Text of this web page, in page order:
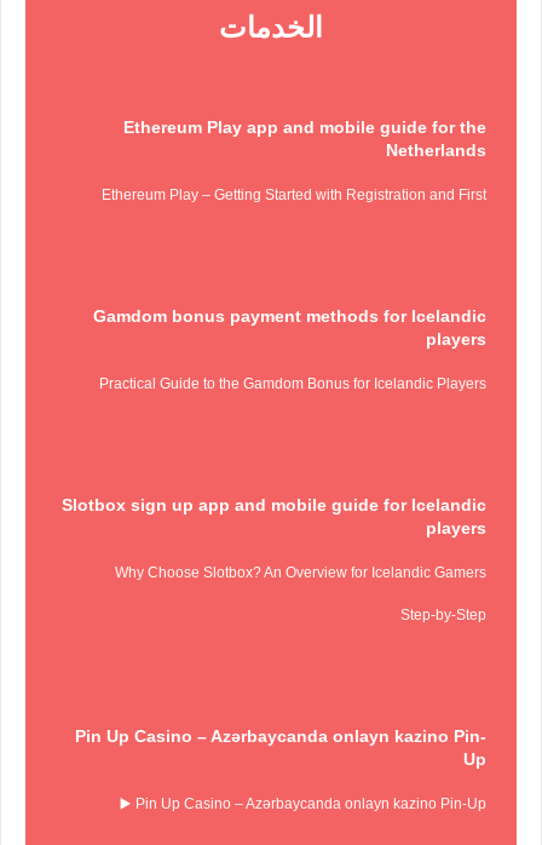
الخدمات
Ethereum Play app and mobile guide for the
Netherlands
Ethereum Play – Getting Started with Registration and First
Gamdom bonus payment methods for Icelandic
players
Practical Guide to the Gamdom Bonus for Icelandic Players
Slotbox sign up app and mobile guide for Icelandic
players
Why Choose Slotbox? An Overview for Icelandic Gamers
Step‑by‑Step
Pin Up Casino – Azərbaycanda onlayn kazino Pin-
Up
Pin Up Casino – Azərbaycanda onlayn kazino Pin-Up ▶️